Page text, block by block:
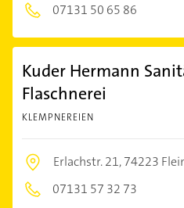
07131 50 65 86
Kuder Hermann
Flaschnerei
KLEMPNEREIEN
Erlachstr. 21,74223
07131 57 32 73